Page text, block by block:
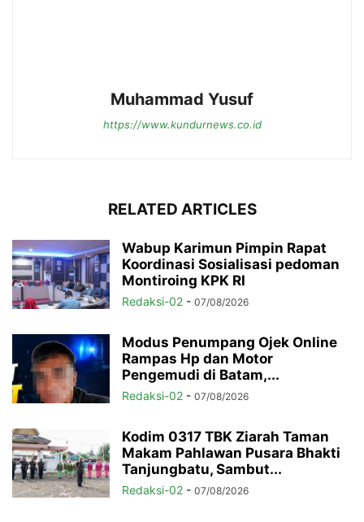
Muhammad Yusuf
https://www.kundurnews.co.id
RELATED ARTICLES
Wabup Karimun Pimpin Rapat
Koordinasi Sosialisasi pedoman
Montiroing KPK RI
Redaksi-02 - 07/08/2026
Modus Penumpang Ojek Online
Rampas Hp dan Motor
Pengemudi di Batam,...
Redaksi-02 - 07/08/2026
Kodim 0317 TBK Ziarah Taman
Makam Pahlawan Pusara Bhakti
Tanjungbatu, Sambut...
Redaksi-02 - 07/08/2026